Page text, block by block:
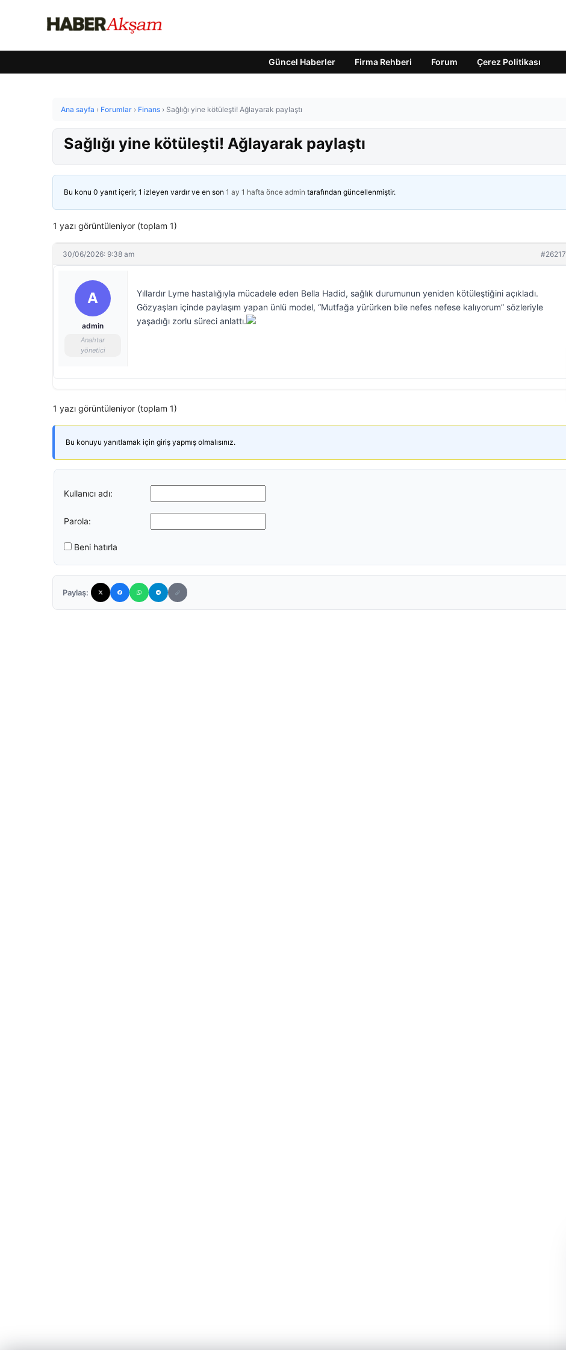
Güncel Haberler Firma Rehberi Forum Çerez Politikası
Ana sayfa › Forumlar › Finans › Sağlığı yine kötüleşti! Ağlayarak paylaştı
Sağlığı yine kötüleşti! Ağlayarak paylaştı
Bu konu 0 yanıt içerir, 1 izleyen vardır ve en son 1 ay 1 hafta önce admin tarafından güncellenmiştir.
1 yazı görüntüleniyor (toplam 1)
30/06/2026: 9:38 am #26217
A
admin
Anahtar
yönetici
Yıllardır Lyme hastalığıyla mücadele eden Bella Hadid, sağlık durumunun yeniden kötüleştiğini açıkladı.
Gözyaşları içinde paylaşım yapan ünlü model, “Mutfağa yürürken bile nefes nefese kalıyorum” sözleriyle
yaşadığı zorlu süreci anlattı.
1 yazı görüntüleniyor (toplam 1)
Bu konuyu yanıtlamak için giriş yapmış olmalısınız.
Kullanıcı adı:
Parola:
Beni hatırla
Paylaş: